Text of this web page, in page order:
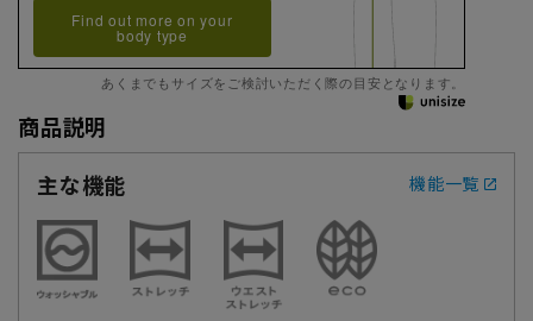
Find out more on your
body type
あくまでもサイズをご検討いただく際の目安となります。
商品説明
主な機能
機能一覧